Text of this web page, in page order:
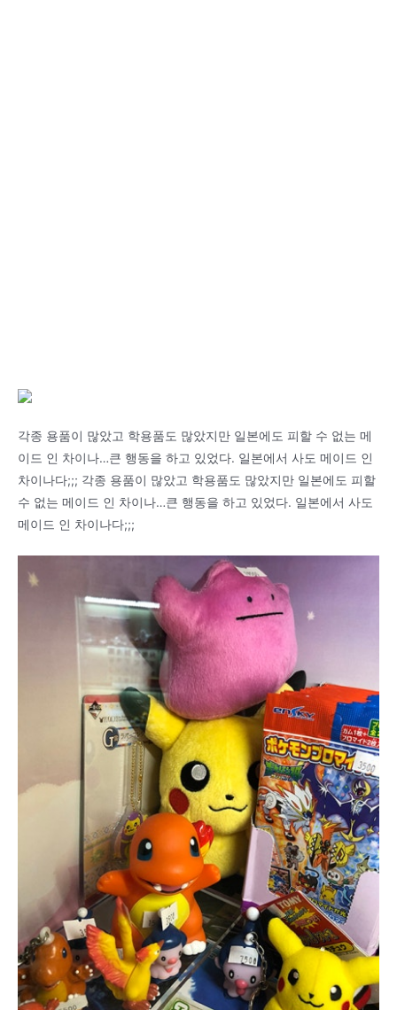
각종 용품이 많았고 학용품도 많았지만 일본에도 피할 수 없는 메
이드 인 차이나…큰 행동을 하고 있었다. 일본에서 사도 메이드 인
차이나다;;; 각종 용품이 많았고 학용품도 많았지만 일본에도 피할
수 없는 메이드 인 차이나…큰 행동을 하고 있었다. 일본에서 사도
메이드 인 차이나다;;;